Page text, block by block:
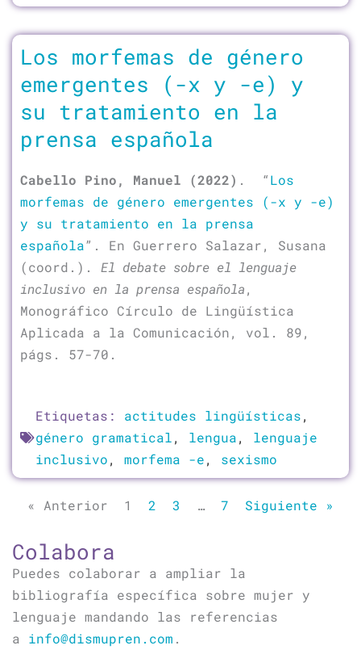
Los morfemas de género
emergentes (-x y -e) y
su tratamiento en la
prensa española
Cabello Pino, Manuel (2022) . “Los
morfemas de género emergentes (-x y -e)
y su tratamiento en la prensa
española”. En Guerrero Salazar, Susana
(coord.). El debate sobre el lenguaje
inclusivo en la prensa española,
Monográfico Círculo de Lingüística
Aplicada a la Comunicación, vol. 89,
págs. 57-70.
Etiquetas: actitudes lingüísticas,
género gramatical, lengua, lenguaje
inclusivo, morfema -e, sexismo
« Anterior 1 2 3 … 7 Siguiente »
Colabora
Puedes colaborar a ampliar la
bibliografía específica sobre mujer y
lenguaje mandando las referencias
a info@dismupren.com .